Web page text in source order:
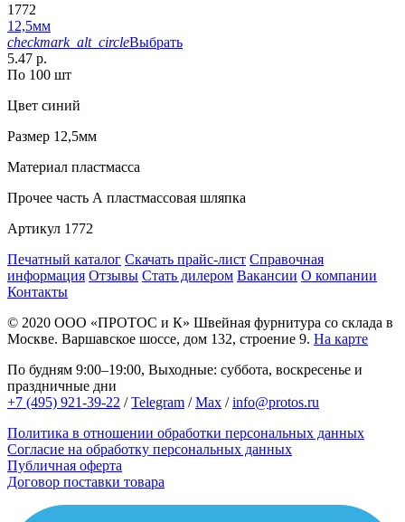
1772
12,5мм
checkmark_alt_circleВыбрать
5.47 р.
По 100 шт
Цвет синий
Размер 12,5мм
Материал пластмасса
Прочее часть А пластмассовая шляпка
Артикул 1772
Печатный каталог Скачать прайс-лист Справочная
информация Отзывы Стать дилером Вакансии О компании
Контакты
© 2020 ООО «ПРОТОС и К» Швейная фурнитура со склада в
Москве. Варшавское шоссе, дом 132, строение 9. На карте
По будням 9:00–19:00, Выходные: суббота, воскресенье и
праздничные дни
+7 (495) 921-39-22 /Telegram /Max /info@protos.ru
Политика в отношении обработки персональных данных
Согласие на обработку персональных данных
Публичная оферта
Договор поставки товара